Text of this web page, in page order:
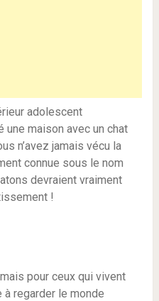
adolescent
une maison avec un chat
n’avez jamais vécu la
connue sous le nom
devraient vraiment
!
pour ceux qui vivent
regarder le monde